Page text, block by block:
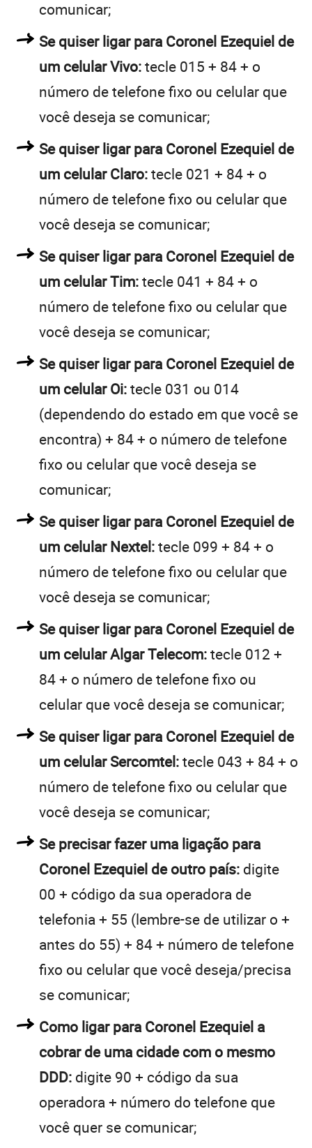
comunicar;
Se quiser ligar para Coronel Ezequiel de
um celular Vivo:tecle 015 + 84 + o
número de telefone fixo ou celular que
você deseja se comunicar;
Se quiser ligar para Coronel Ezequiel de
um celular Claro:tecle 021 + 84 + o
número de telefone fixo ou celular que
você deseja se comunicar;
Se quiser ligar para Coronel Ezequiel de
um celular Tim:tecle 041 + 84 + o
número de telefone fixo ou celular que
você deseja se comunicar;
Se quiser ligar para Coronel Ezequiel de
um celular Oi:tecle 031 ou 014
(dependendo do estado em que você se
encontra) + 84 + o número de telefone
fixo ou celular que você deseja se
comunicar;
Se quiser ligar para Coronel Ezequiel de
um celular Nextel:tecle 099 + 84 + o
número de telefone fixo ou celular que
você deseja se comunicar;
Se quiser ligar para Coronel Ezequiel de
um celular Algar Telecom:tecle 012 +
84 + o número de telefone fixo ou
celular que você deseja se comunicar;
Se quiser ligar para Coronel Ezequiel de
um celular Sercomtel:tecle 043 + 84 + o
número de telefone fixo ou celular que
você deseja se comunicar;
Se precisar fazer uma ligação para
Coronel Ezequiel de outro país: digite
00 + código da sua operadora de
telefonia + 55 (lembre-se de utilizar o +
antes do 55) + 84 + número de telefone
fixo ou celular que você deseja/precisa
se comunicar;
Como ligar para Coronel Ezequiel a
cobrar de uma cidade com o mesmo
DDD: digite 90 + código da sua
operadora + número do telefone que
você quer se comunicar;